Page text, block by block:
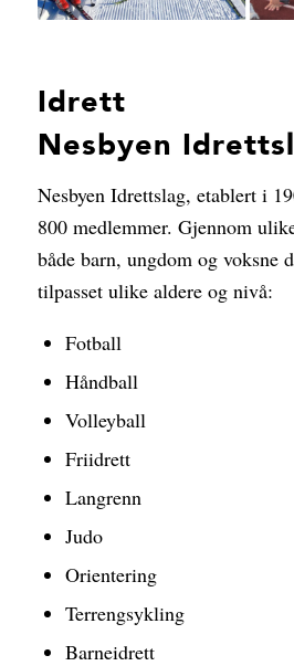
Idrett
Nesbyen
Nesbyen Idrettslag, etablert i
800 medlemmer. Gjennom
både barn, ungdom og voksne
tilpasset ulike aldere og nivå:
Fotball
Håndball
Volleyball
Friidrett
Langrenn
Judo
Orientering
Terrengsykling
Barneidrett